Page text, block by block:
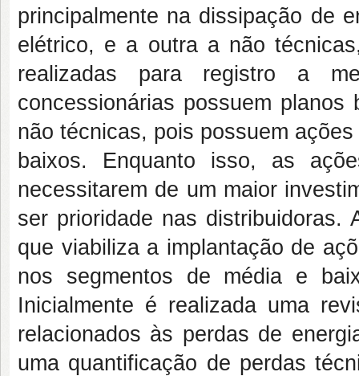
principalmente na dissipação de
elétrico, e a outra a não
realizadas para registro a
concessionárias possuem
não técnicas, pois possuem
baixos. Enquanto isso, as
necessitarem de um maior
ser prioridade nas distribuidoras.
que viabiliza a implantação de
nos segmentos de média e
Inicialmente é realizada uma
relacionados às perdas de
uma quantificação de perdas